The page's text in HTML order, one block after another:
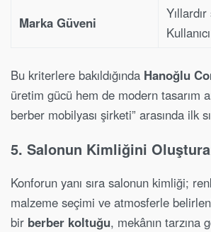
Marka Güveni
Bu kriterlere bakıldığında Hanoğlu
üretim gücü hem de modern tasarım
berber mobilyası şirketi” arasında ilk
5. Salonun Kimliğini
Konforun yanı sıra salonun kimliği;
malzeme seçimi ve atmosferle
bir berber koltuğu, mekânın tarzına